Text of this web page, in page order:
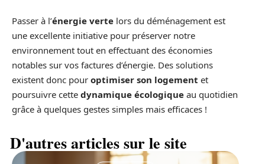
Passer à l’énergie verte lors du déménagement est
une excellente initiative pour préserver notre
environnement tout en effectuant des économies
notables sur vos factures d’énergie. Des solutions
existent donc pour optimiser son logement et
poursuivre cette dynamique écologique au quotidien
grâce à quelques gestes simples mais efficaces !
D'autres articles sur le site